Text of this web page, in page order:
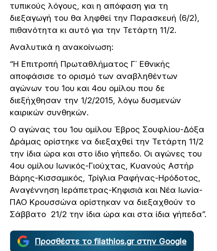
τυπικούς λόγους, και η απόφαση για τη
διεξαγωγή του θα ληφθεί την Παρασκευή (6/2),
πιθανότητα κι αυτό για την Τετάρτη 11/2.
Αναλυτικά η ανακοίνωση:
“Η Επιτροπή Πρωταθλήματος Γ΄ Εθνικής
αποφάσισε το ορισμό των αναβληθέντων
αγώνων του 1ου και 4ου ομίλου που δε
διεξήχθησαν την 1/2/2015, λόγω δυσμενών
καιρικών συνθηκών.
Ο αγώνας του 1ου ομίλου Έβρος Σουφλίου-Δόξα
Δράμας ορίστηκε να διεξαχθεί την Τετάρτη 11/2
την ίδια ώρα και στο ίδιο γήπεδο. Οι αγώνες του
4ου ομίλου Ιωνικός-Γιούχτας, Κυανούς Αστήρ
Βάρης-Κισσαμικός, Τρίγλια Ραφήνας-Ηρόδοτος,
Αναγέννηση Ιεράπετρας-Κηφισιά και Νέα Ιωνία-
ΠΑΟ Κρουσσώνα ορίστηκαν να διεξαχθούν το
Σάββατο 21/2 την ίδια ώρα και στα ίδια γήπεδα”.
Προσθέστε το filathlos.gr στην Google